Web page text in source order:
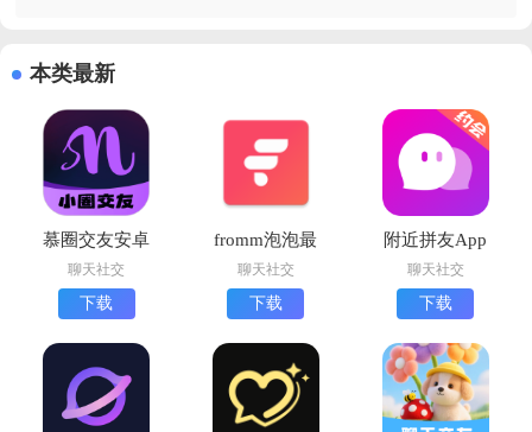
本类最新
慕圈交友安卓
版
聊天社交
下载
fromm泡泡最
新版下载
聊天社交
下载
附近拼友App
手机版
聊天社交
下载